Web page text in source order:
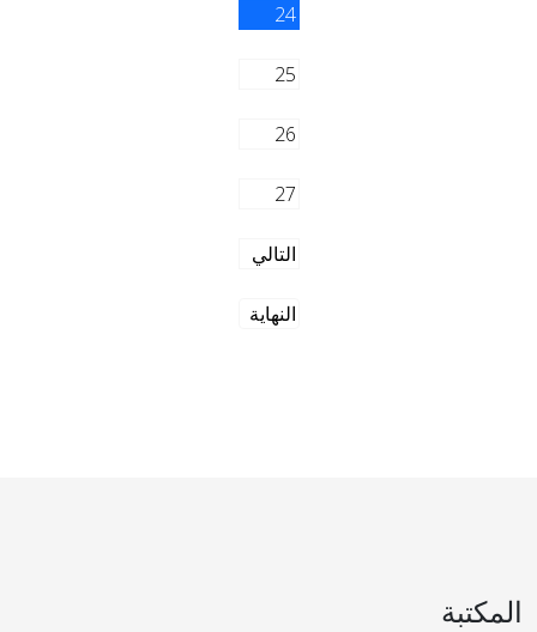
24
25
26
27
التالي
النهاية
المكتبة